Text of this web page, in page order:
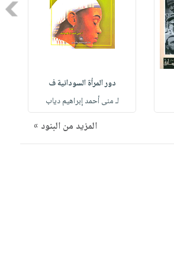
دور المرأة السودانية ف
لـ منى أحمد إبراهيم دياب
المزيد من البنود »